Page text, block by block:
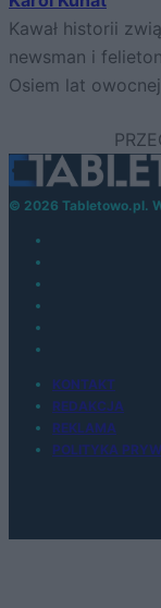
Kawał historii
newsman i
Osiem lat
© 2026 Tabletowo.pl.
KONTAKT
REDAKCJA
REKLAMA
POLITYKA